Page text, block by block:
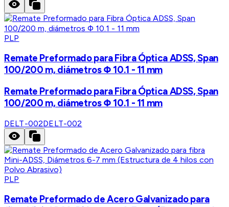
PLP
Remate Preformado para Fibra Óptica ADSS, Span
100/200 m, diámetros Φ 10.1 - 11 mm
Remate Preformado para Fibra Óptica ADSS, Span
100/200 m, diámetros Φ 10.1 - 11 mm
DELT-002DELT-002
PLP
Remate Preformado de Acero Galvanizado para